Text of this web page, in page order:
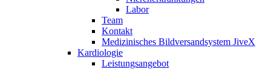
Labor
Team
Kontakt
Medizinisches Bildversandsystem JiveX
Kardiologie
Leistungsangebot